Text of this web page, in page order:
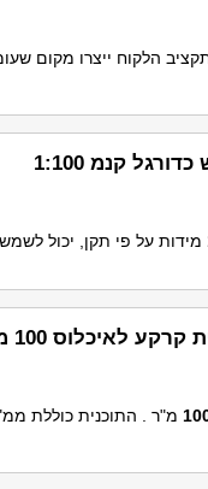
הלקוח ייצרו מקום
קנמ 1:100
מידות על פי תקן, יכול
לאיכלוס 100 מ"ר